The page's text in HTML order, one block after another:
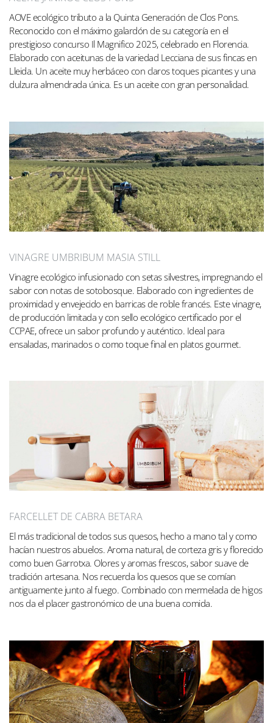
AOVE ecológico tributo a la Quinta Generación de Clos Pons.
Reconocido con el máximo galardón de su categoría en el
prestigioso concurso Il Magnifico 2025, celebrado en Florencia.
Elaborado con aceitunas de la variedad Lecciana de sus fincas en
Lleida. Un aceite muy herbáceo con claros toques picantes y una
dulzura almendrada única. Es un aceite con gran personalidad.
VINAGRE UMBRIBUM MASIA STILL
Vinagre ecológico infusionado con setas silvestres, impregnando el
sabor con notas de sotobosque. Elaborado con ingredientes de
proximidad y envejecido en barricas de roble francés. Este vinagre,
de producción limitada y con sello ecológico certificado por el
CCPAE, ofrece un sabor profundo y auténtico. Ideal para
ensaladas, marinados o como toque final en platos gourmet.
FARCELLET DE CABRA BETARA
El más tradicional de todos sus quesos, hecho a mano tal y como
hacían nuestros abuelos. Aroma natural, de corteza gris y florecido
como buen Garrotxa. Olores y aromas frescos, sabor suave de
tradición artesana. Nos recuerda los quesos que se comían
antiguamente junto al fuego. Combinado con mermelada de higos
nos da el placer gastronómico de una buena comida.